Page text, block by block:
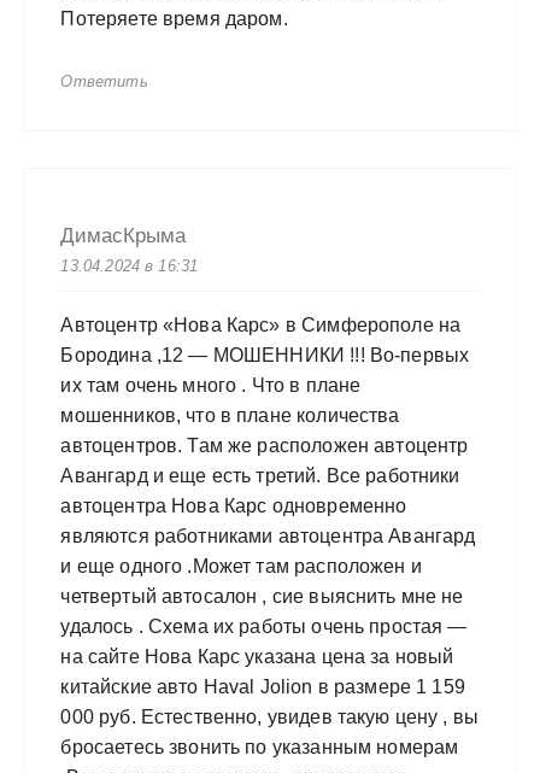
Потеряете время даром.
Ответить
ДимасКрыма
13.04.2024 в 16:31
Автоцентр «Нова Карс» в Симферополе на
Бородина ,12 — МОШЕННИКИ !!! Во-первых
их там очень много . Что в плане
мошенников, что в плане количества
автоцентров. Там же расположен автоцентр
Авангард и еще есть третий. Все работники
автоцентра Нова Карс одновременно
являются работниками автоцентра Авангард
и еще одного .Может там расположен и
четвертый автосалон , сие выяснить мне не
удалось . Схема их работы очень простая —
на сайте Нова Карс указана цена за новый
китайские авто Haval Jolion в размере 1 159
000 руб. Естественно, увидев такую цену , вы
бросаетесь звонить по указанным номерам